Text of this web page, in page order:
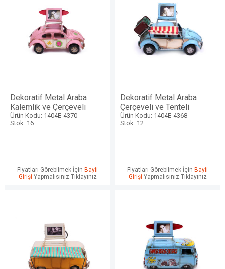
Dekoratif Metal Araba
Kalemlik ve Çerçeveli
Ürün Kodu: 1404E-4370
Stok: 16
Fiyatları Görebilmek İçin Bayii
Girişi Yapmalısınız Tıklayınız
Dekoratif Metal Araba
Çerçeveli ve Tenteli
Ürün Kodu: 1404E-4368
Stok: 12
Fiyatları Görebilmek İçin Bayii
Girişi Yapmalısınız Tıklayınız